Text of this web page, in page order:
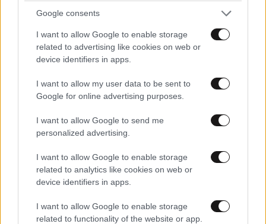
Google consents
I want to allow Google to enable storage
related to advertising like cookies on web or
device identifiers in apps.
I want to allow my user data to be sent to
Google for online advertising purposes.
I want to allow Google to send me
personalized advertising.
I want to allow Google to enable storage
related to analytics like cookies on web or
device identifiers in apps.
I want to allow Google to enable storage
related to functionality of the website or app.